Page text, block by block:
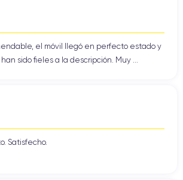
el móvil llegó en perfecto estado y
sido fieles a la descripción. Muy ...
Satisfecho.